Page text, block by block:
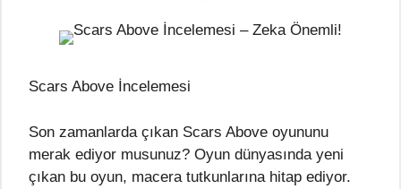
Scars Above İncelemesi
Son zamanlarda çıkan Scars Above oyununu
merak ediyor musunuz? Oyun dünyasında yeni
çıkan bu oyun, macera tutkunlarına hitap ediyor.